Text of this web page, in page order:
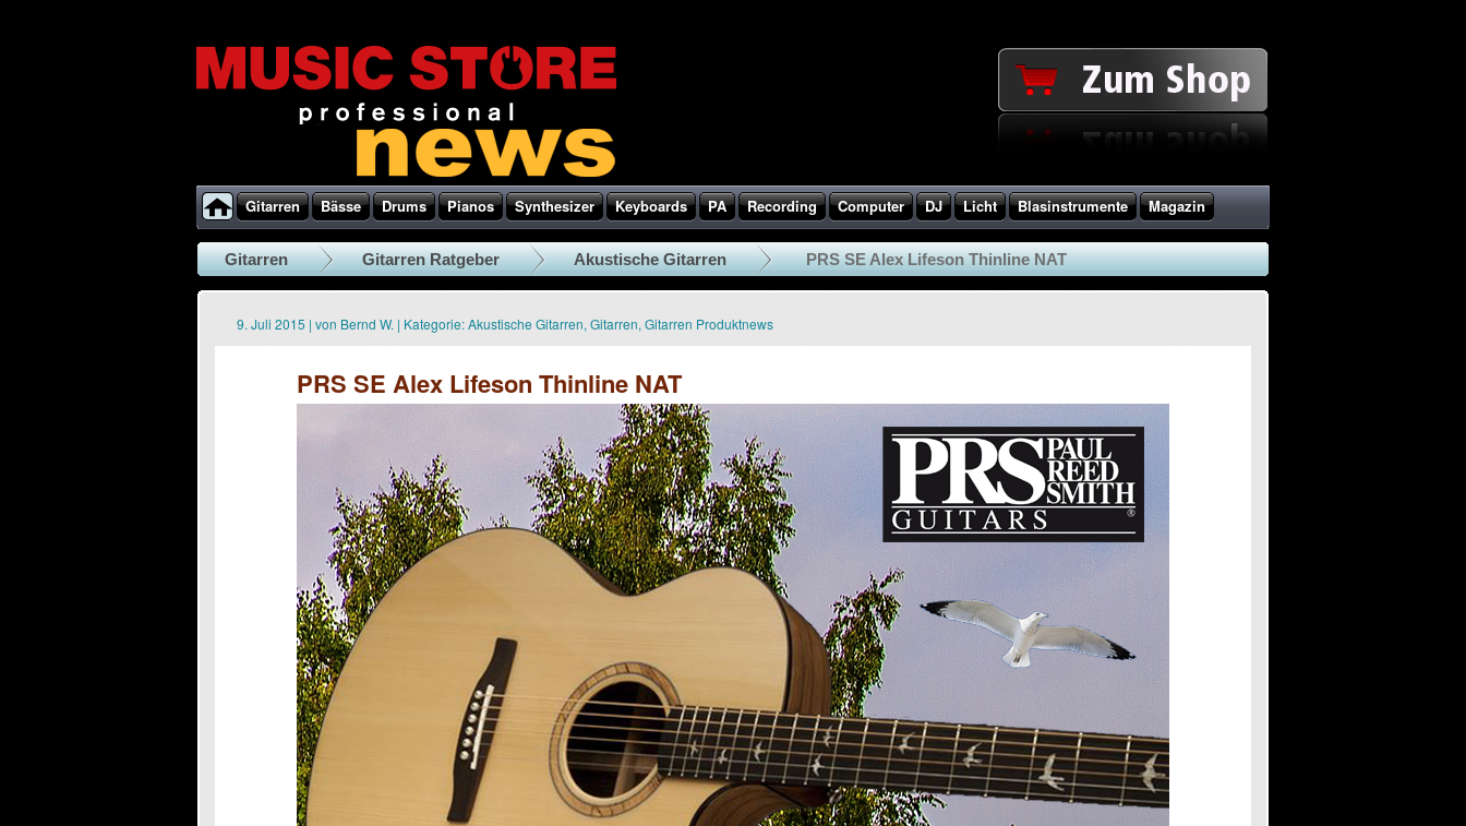
Gitarren Bässe Drums Pianos Synthesizer Keyboards PA Recording Computer DJ Licht Blasinstrumente Magazin
Gitarren Gitarren Ratgeber Akustische Gitarren PRS SE Alex Lifeson Thinline NAT
9. Juli 2015 | von Bernd W. | Kategorie:Akustische Gitarren, Gitarren, Gitarren Produktnews
PRS SE Alex Lifeson Thinline NAT